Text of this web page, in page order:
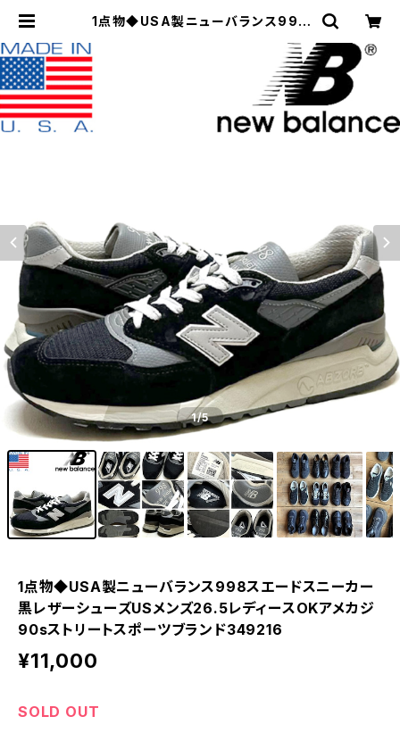
1点物◆USA製ニューバランス998
USメンズ26.5レディースOKアメカ
ジ90sストリートスポーツブランド3
49216 | 古着屋カチカチ 東京都北区
JR王子駅前で実店舗展開中 通販もO
K Tokyo Japan
1/5
1点物◆USA製ニューバランス998スエードスニーカー
黒レザーシューズUSメンズ26.5レディースOKアメカジ
90sストリートスポーツブランド349216
¥11,000
SOLD OUT